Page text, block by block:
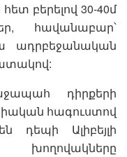
բերելով 30-40մ
հավանաբար՝
ադրբեջանական
դիրքերի
հագուստով
դեպի Ալիբեյլի
խողովակները